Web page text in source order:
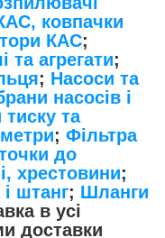
ковпачки
КАС;
та агрегати;
; Насоси та
насосів і
тиску та
; Фільтра
до
хрестовини;
штанг; Шланги
в усі
доставки